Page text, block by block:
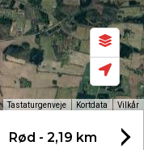
Tastaturgenveje Kortdata Vilkår
Rød - 2,19 km